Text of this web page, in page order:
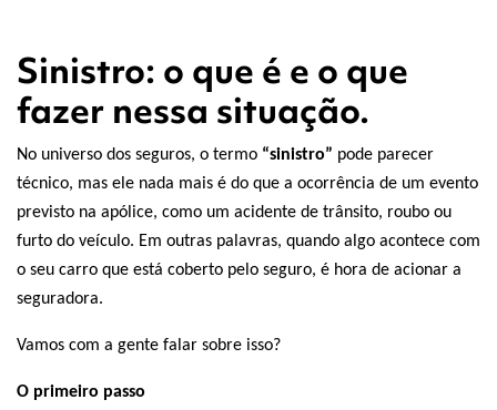
Sinistro: o que é e o que
fazer nessa situação.
No universo dos seguros, o termo “sinistro” pode parecer
técnico, mas ele nada mais é do que a ocorrência de um evento
previsto na apólice, como um acidente de trânsito, roubo ou
furto do veículo. Em outras palavras, quando algo acontece com
o seu carro que está coberto pelo seguro, é hora de acionar a
seguradora.
Vamos com a gente falar sobre isso?
O primeiro passo